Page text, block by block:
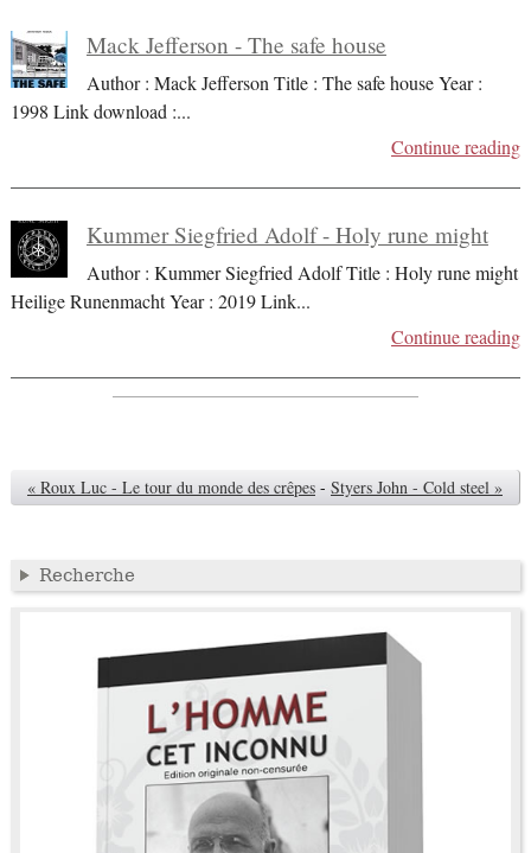
Mack Jefferson - The safe house
Author : Mack Jefferson Title : The safe house Year :
1998 Link download :...
Continue reading
Kummer Siegfried Adolf - Holy rune might
Author : Kummer Siegfried Adolf Title : Holy rune might
Heilige Runenmacht Year : 2019 Link...
Continue reading
« Roux Luc - Le tour du monde des crêpes - Styers John - Cold steel »
Recherche